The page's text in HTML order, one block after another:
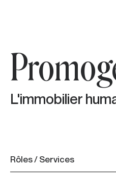
L'immobilier
Rôles / Services